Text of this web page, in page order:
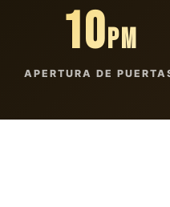
10PM
APERTURA DE